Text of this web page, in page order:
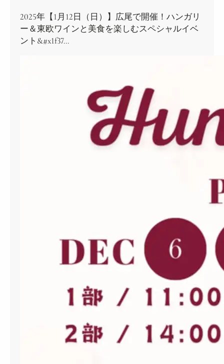
2025年【1月12日（日）】広尾で開催！ハンガリ
ー＆東欧ワインと美食を楽しむスペシャルイベ
ント&#x1f37…